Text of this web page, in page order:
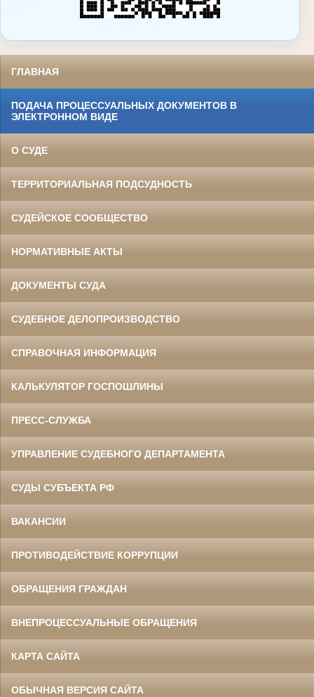
ГЛАВНАЯ
ПОДАЧА ПРОЦЕССУАЛЬНЫХ ДОКУМЕНТОВ В
ЭЛЕКТРОННОМ ВИДЕ
О СУДЕ
ТЕРРИТОРИАЛЬНАЯ ПОДСУДНОСТЬ
СУДЕЙСКОЕ СООБЩЕСТВО
НОРМАТИВНЫЕ АКТЫ
ДОКУМЕНТЫ СУДА
СУДЕБНОЕ ДЕЛОПРОИЗВОДСТВО
СПРАВОЧНАЯ ИНФОРМАЦИЯ
КАЛЬКУЛЯТОР ГОСПОШЛИНЫ
ПРЕСС-СЛУЖБА
УПРАВЛЕНИЕ СУДЕБНОГО ДЕПАРТАМЕНТА
СУДЫ СУБЪЕКТА РФ
ВАКАНСИИ
ПРОТИВОДЕЙСТВИЕ КОРРУПЦИИ
ОБРАЩЕНИЯ ГРАЖДАН
ВНЕПРОЦЕССУАЛЬНЫЕ ОБРАЩЕНИЯ
КАРТА САЙТА
ОБЫЧНАЯ ВЕРСИЯ САЙТА